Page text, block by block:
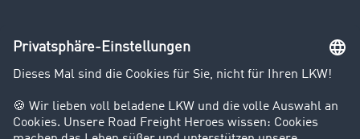
Unternehmen
Kunden werben Kunden
Success Stories